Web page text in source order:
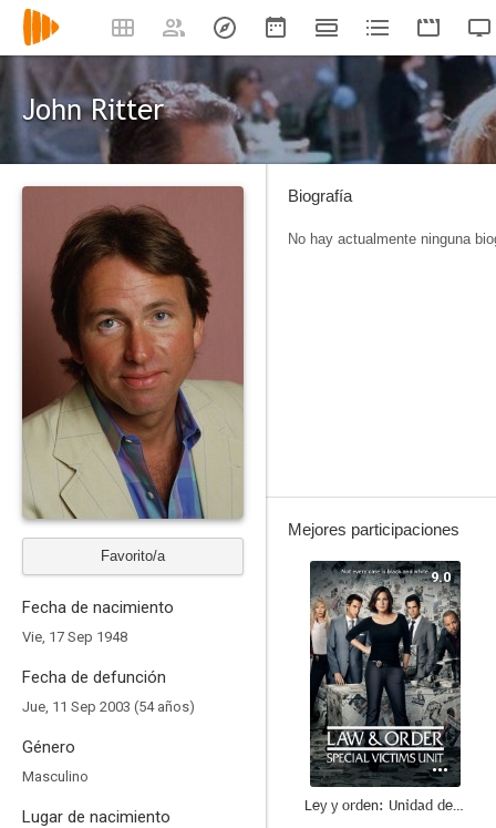
John Ritter
Favorito/a
Fecha de nacimiento
Vie, 17 Sep 1948
Fecha de defunción
Jue, 11 Sep 2003 (54 años)
Género
Masculino
Lugar de nacimiento
Biografía
No hay actualmente ninguna
Mejores participaciones
9.0
Ley y orden: Unidad de Víctimas Especiales